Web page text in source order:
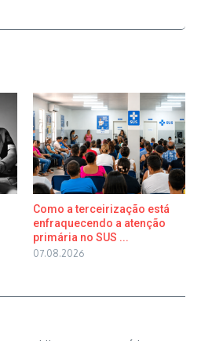
Como a terceirização está
enfraquecendo a atenção
primária no SUS ...
07.08.2026